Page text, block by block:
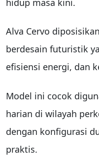
hidup masa kini.
Alva Cervo
berdesain futuristik
efisiensi energi, dan
Model ini cocok
harian di wilayah
dengan konfigurasi
praktis.